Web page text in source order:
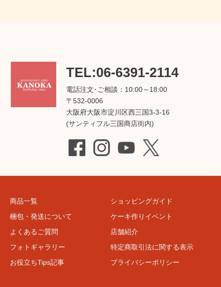
TEL:06-6391-2114
電話注文･ご相談：10:00～18:00
〒532-0006
大阪府大阪市淀川区西三国3-3-16
(サンティフル三国商店街内)
商品一覧
梱包・発送について
よくあるご質問
フォトギャラリー
お役立ちTips記事
ショッピングガイド
ケーキ作りイベント
店舗紹介
特定商取引法に関する表示
プライバシーポリシー